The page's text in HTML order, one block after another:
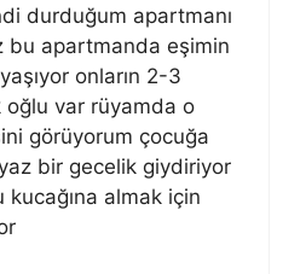
durduğum apartmanı
bu apartmanda eşimin
onların 2-3
oğlu var rüyamda o
görüyorum çocuğa
bir gecelik giydiriyor
almak için